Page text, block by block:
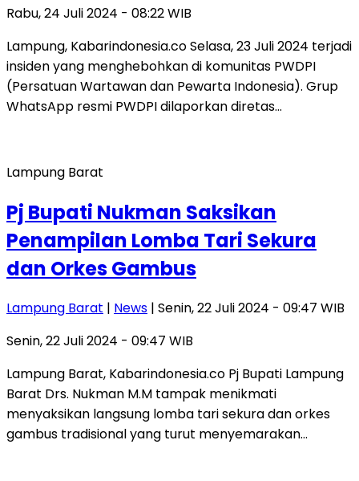
Rabu, 24 Juli 2024 - 08:22 WIB
Lampung, Kabarindonesia.co Selasa, 23 Juli 2024 terjadi
insiden yang menghebohkan di komunitas PWDPI
(Persatuan Wartawan dan Pewarta Indonesia). Grup
WhatsApp resmi PWDPI dilaporkan diretas…
Lampung Barat
Pj Bupati Nukman Saksikan
Penampilan Lomba Tari Sekura
dan Orkes Gambus
Lampung Barat | News | Senin, 22 Juli 2024 - 09:47 WIB
Senin, 22 Juli 2024 - 09:47 WIB
Lampung Barat, Kabarindonesia.co Pj Bupati Lampung
Barat Drs. Nukman M.M tampak menikmati
menyaksikan langsung lomba tari sekura dan orkes
gambus tradisional yang turut menyemarakan…